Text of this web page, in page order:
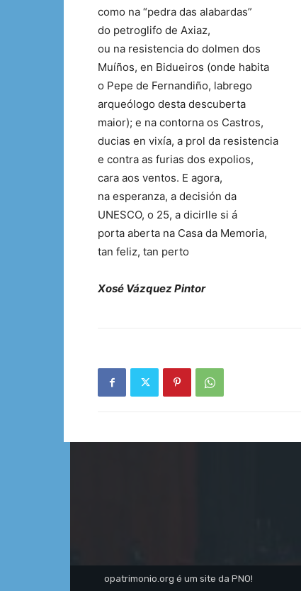
como na “pedra das alabardas”
do petroglifo de Axiaz,
ou na resistencia do dolmen dos
Muíños, en Bidueiros (onde habita
o Pepe de Fernandiño, labrego
arqueólogo desta descuberta
maior); e na contorna os Castros,
ducias en vixía, a prol da resistencia
e contra as furias dos expolios,
cara aos ventos. E agora,
na esperanza, a decisión da
UNESCO, o 25, a dicirlle si á
porta aberta na Casa da Memoria,
tan feliz, tan perto
Xosé Vázquez Pintor
opatrimonio.org é um site da PNO!